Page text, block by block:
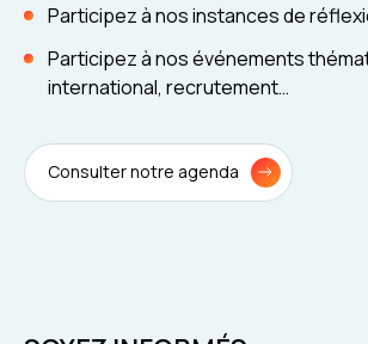
Participez à nos instances de
Participez à nos événements
international, recrutement…
Consulter notre agenda